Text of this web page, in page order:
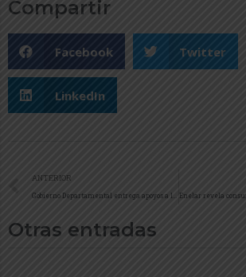
Compartir
Facebook Twitter
LinkedIn
ANTERIOR
Otras entradas